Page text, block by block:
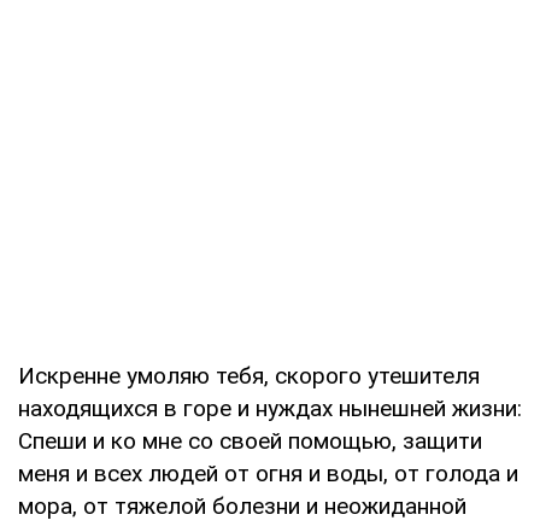
Искренне умоляю тебя, скорого утешителя
находящихся в горе и нуждах нынешней жизни:
Спеши и ко мне со своей помощью, защити
меня и всех людей от огня и воды, от голода и
мора, от тяжелой болезни и неожиданной